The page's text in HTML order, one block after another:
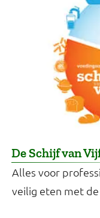
De Schijf van
Alles voor
veilig eten met de